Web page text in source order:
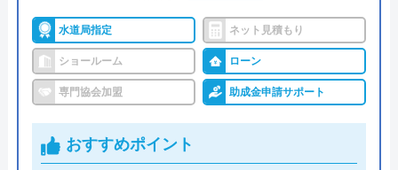
リフォームはまの の基本情報
運営会社 浜野電化株式会社
創業・設立 昭和49年8月創業 昭和55年1月設立
水道局指定 ネット見積もり
ショールーム ローン
専門協会加盟 助成金申請サポート
おすすめポイント